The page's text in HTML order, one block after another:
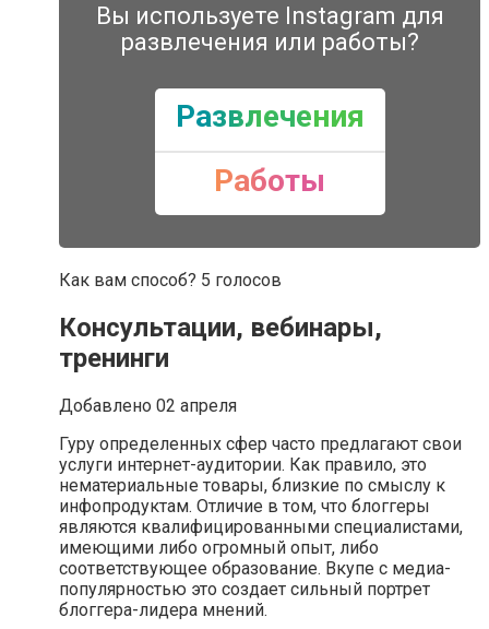
Вы используете Instagram для
развлечения или работы?
Развлечения
Работы
Как вам способ? 5 голосов
Консультации, вебинары,
тренинги
Добавлено 02 апреля
Гуру определенных сфер часто предлагают свои
услуги интернет-аудитории. Как правило, это
нематериальные товары, близкие по смыслу к
инфопродуктам. Отличие в том, что блоггеры
являются квалифицированными специалистами,
имеющими либо огромный опыт, либо
соответствующее образование. Вкупе с медиа-
популярностью это создает сильный портрет
блоггера-лидера мнений.